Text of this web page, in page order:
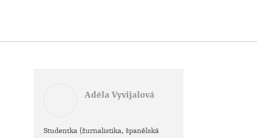
Adéla Vyvijalová
Studentka (žurnalistika, španělská